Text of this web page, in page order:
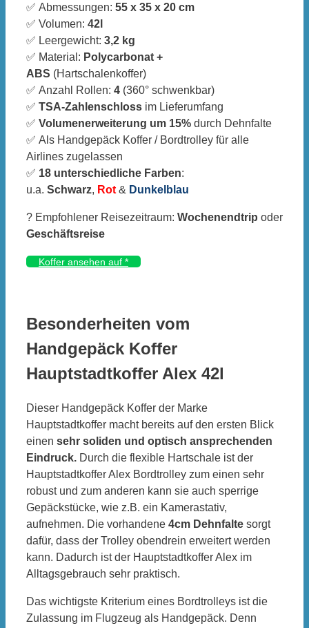
✅ Abmessungen: 55 x 35 x 20 cm
✅ Volumen: 42l
✅ Leergewicht: 3,2 kg
✅ Material: Polycarbonat +
ABS (Hartschalenkoffer)
✅ Anzahl Rollen: 4 (360° schwenkbar)
✅ TSA-Zahlenschloss im Lieferumfang
✅ Volumenerweiterung um 15% durch Dehnfalte
✅ Als Handgepäck Koffer / Bordtrolley für alle
Airlines zugelassen
✅ 18 unterschiedliche Farben:
u.a. Schwarz, Rot & Dunkelblau
? Empfohlener Reisezeitraum: Wochenendtrip oder
Geschäftsreise
Koffer ansehen auf *
Besonderheiten vom
Handgepäck Koffer
Hauptstadtkoffer Alex 42l
Dieser Handgepäck Koffer der Marke
Hauptstadtkoffer macht bereits auf den ersten Blick
einen sehr soliden und optisch ansprechenden
Eindruck. Durch die flexible Hartschale ist der
Hauptstadtkoffer Alex Bordtrolley zum einen sehr
robust und zum anderen kann sie auch sperrige
Gepäckstücke, wie z.B. ein Kamerastativ,
aufnehmen. Die vorhandene 4cm Dehnfalte sorgt
dafür, dass der Trolley obendrein erweitert werden
kann. Dadurch ist der Hauptstadtkoffer Alex im
Alltagsgebrauch sehr praktisch.
Das wichtigste Kriterium eines Bordtrolleys ist die
Zulassung im Flugzeug als Handgepäck. Denn